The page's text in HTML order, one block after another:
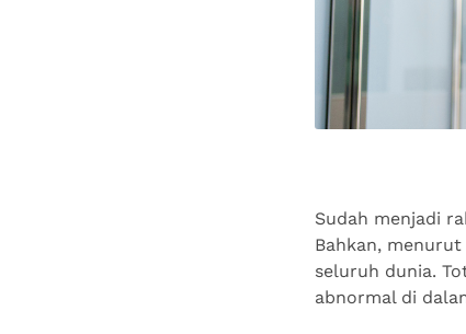
Sudah menjadi
Bahkan,
seluruh dunia.
abnormal di